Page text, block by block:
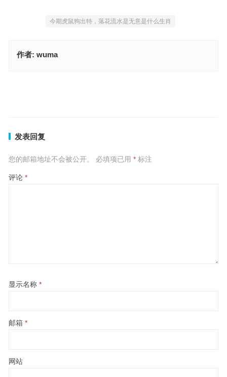
今期虎鼠狗出特，落花流水是无意是什么生肖
作者: wuma
发表回复
您的邮箱地址不会被公开。 必填项已用 *标注
评论 *
显示名称 *
邮箱 *
网站